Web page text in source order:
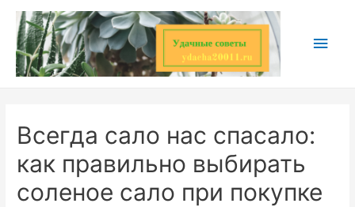
Перейти
содержимому
Всегда сало нас спасало:
как правильно выбирать
соленое сало при покупке